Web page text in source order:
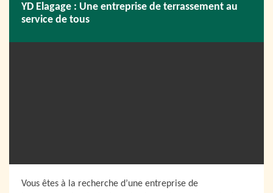
YD Elagage : Une entreprise de terrassement au
service de tous
Vous êtes à la recherche d’une entreprise de